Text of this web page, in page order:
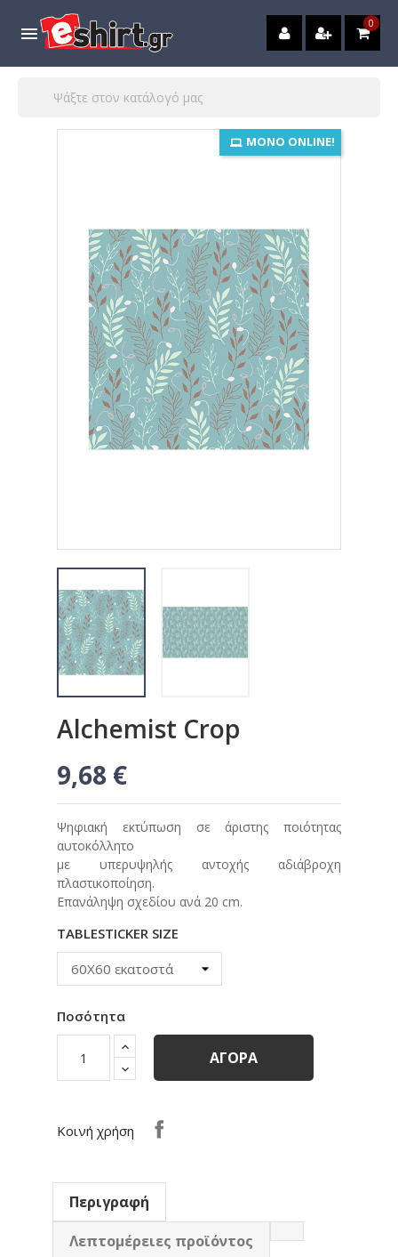
 0
ΜΌΝΟ ONLINE!
Alchemist Crop
9,68 €
Ψηφιακή εκτύπωση σε άριστης ποιότητας
αυτοκόλλητο
με υπερυψηλής αντοχής αδιάβροχη
πλαστικοποίηση.
Eπανάληψη σχεδίου ανά 20 cm.
TABLESTICKER SIZE
Ποσότητα
ΑΓΟΡΆ
Κοινή χρήση
Περιγραφή
Λεπτομέρειες προϊόντος